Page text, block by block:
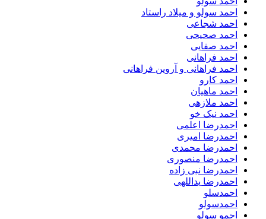
احمد سولو و میلاد راستاد
احمد شجاعی
احمد صحیحی
احمد صفایی
احمد فراهانی
احمد فراهانی و آروین فراهانی
احمد کارو
احمد ماهیان
احمد ملازهی
احمد نیک خو
احمدرضا اعلمی
احمدرضا امیری
احمدرضا محمدی
احمدرضا منصوری
احمدرضا نبی زاده
احمدرضا یداللهی
احمدسلو
احمدسولو
احمو سولو